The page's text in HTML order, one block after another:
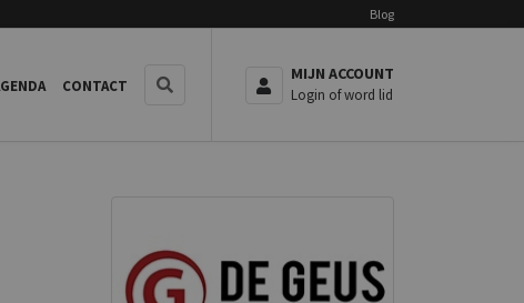
Blog
CONTACT
MIJN ACCOUNT
Login of word lid